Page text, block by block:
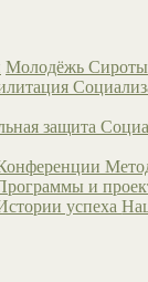
Молодёжь Сироты
защита
и
успеха